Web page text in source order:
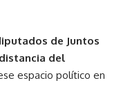
de Juntos
del
espacio político en